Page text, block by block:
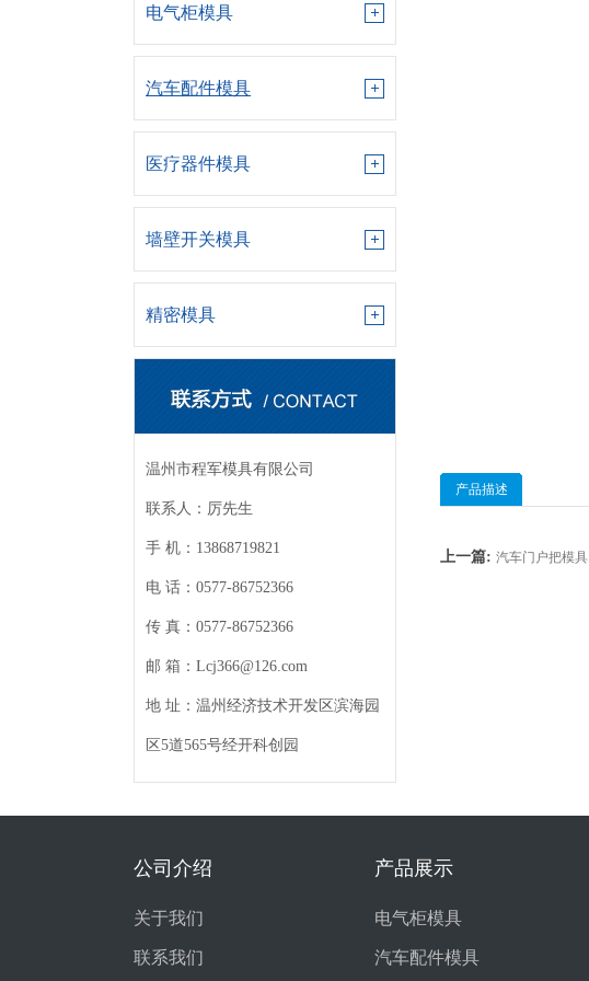
电气柜模具
汽车配件模具
医疗器件模具
墙壁开关模具
精密模具
温州市程军模具有限公司
联系人：厉先生
手 机：13868719821
电 话：0577-86752366
传 真：0577-86752366
邮 箱：Lcj366@126.com
地 址：温州经济技术开发区滨海园
区5道565号经开科创园
产品描述
上一篇: 汽车门户把模具
公司介绍
关于我们
联系我们
产品展示
电气柜模具
汽车配件模具